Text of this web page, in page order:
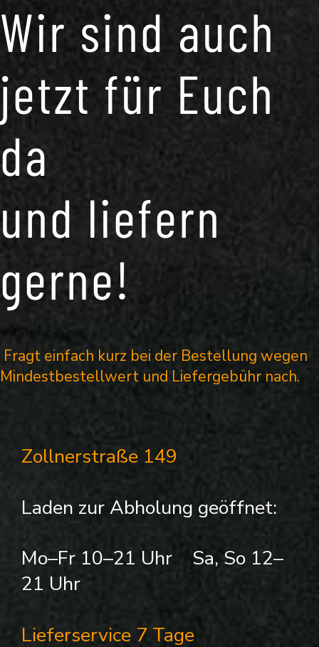
Wir sind auch
jetzt für Euch
da
und liefern
gerne!
Fragt einfach kurz bei der Bestellung wegen
Mindestbestellwert und Liefergebühr nach.
Zollnerstraße 149
Laden zur Abholung geöffnet:
Mo–Fr 10–21 Uhr Sa, So 12–
21 Uhr
Lieferservice 7 Tage